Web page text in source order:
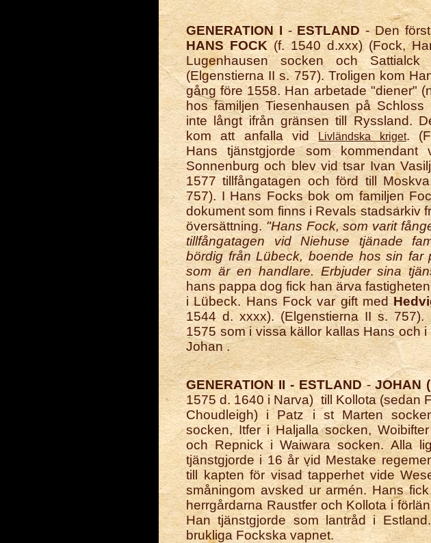
GENERATION I - ESTLAND - Den
HANS FOCK(f. 1540 d.xxx) (Fock,
Lugenhausen socken och
(Elgenstierna II s. 757).Troligen kom
gång före 1558. Han arbetade "diener"
hos familjen Tiesenhausen på
inte långt ifrån gränsen till Ryssland.
kom att anfalla vidLivländska kriget.
Hans tjänstgjorde som kommendant
Sonnenburg och blev vid tsar Ivan
1577 tillfångatagen och förd till
757). I Hans Focks bok om familjen
dokument som finns i Revals stadsarkiv
översättning."Hans Fock, som varit
tillfångatagen vid Niehuse tjänade
bördig från Lübeck, boende hos sin far
som är en handlare. Erbjuder sina
hans pappa dog fick han ärva
i Lübeck. Hans Fock var gift med
1544 d. xxxx). (Elgenstierna II s.
1575 som i vissa källor kallas Hans och
Johan .
GENERATION II - ESTLAND-JOHAN
1575 d. 1640 i Narva) till Kollota (sedan
Choudleigh) i Patz i st Marten
socken, Itfer i Haljalla socken,
och Repnick i Waiwara socken. Alla
tjänstgjorde i 16 år vid Mestake
till kapten för visad tapperhet vide
småningom avsked ur armén. Hans
herrgårdarna Raustfer och Kollota i
Han tjänstgjorde som lantråd i
brukliga Fockska vapnet.